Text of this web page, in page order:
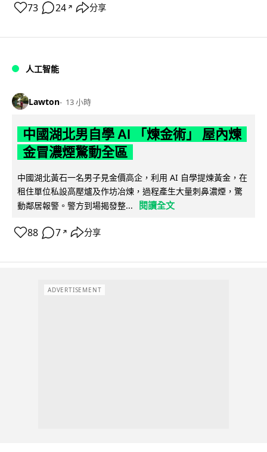
73 24 ↗ 分享
人工智能
Lawton 13 小時
中國湖北男自學 AI 「煉金術」 屋內煉
金冒濃煙驚動全區
中國湖北黃石一名男子見金價高企，利用 AI 自學提煉黃金，在
租住單位私設高壓爐及作坊冶煉，過程產生大量刺鼻濃煙，驚
動鄰居報警。警方到場揭發整...
閱讀全文
88 7 ↗ 分享
ADVERTISEMENT